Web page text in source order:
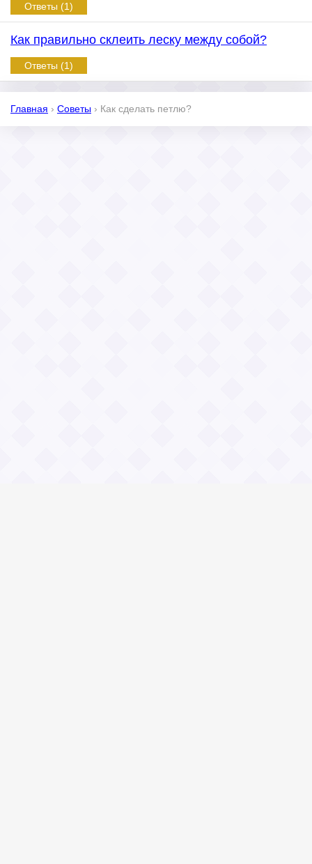
Ответы (1)
Как правильно склеить леску между собой?
Ответы (1)
Главная › Советы › Как сделать петлю?